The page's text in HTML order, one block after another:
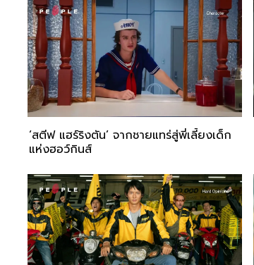
‘สตีฟ แฮร์ริงตัน’ จากชายแทร่สู่พี่เลี้ยงเด็ก
แห่งฮอว์กินส์